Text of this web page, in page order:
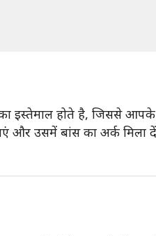
का इस्तेमाल होते है, जिससे
और उसमें बांस का अर्क मिला